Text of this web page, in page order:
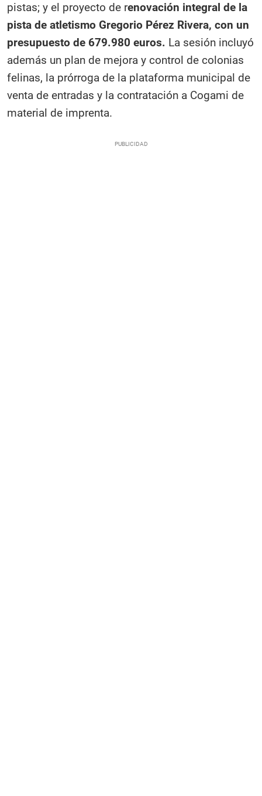
pistas; y el proyecto de renovación integral de la
pista de atletismo Gregorio Pérez Rivera, con un
presupuesto de 679.980 euros. La sesión incluyó
además un plan de mejora y control de colonias
felinas, la prórroga de la plataforma municipal de
venta de entradas y la contratación a Cogami de
material de imprenta.